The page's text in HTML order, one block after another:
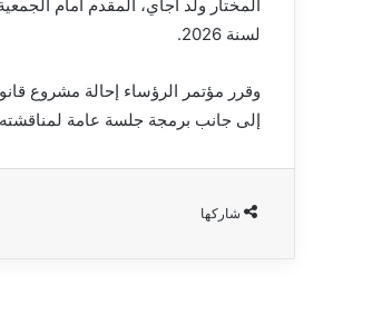
لسنة 2026.
إلى جانب برمجة جلسة عامة لمناقشته والتصويت عليه يوم
شاركها